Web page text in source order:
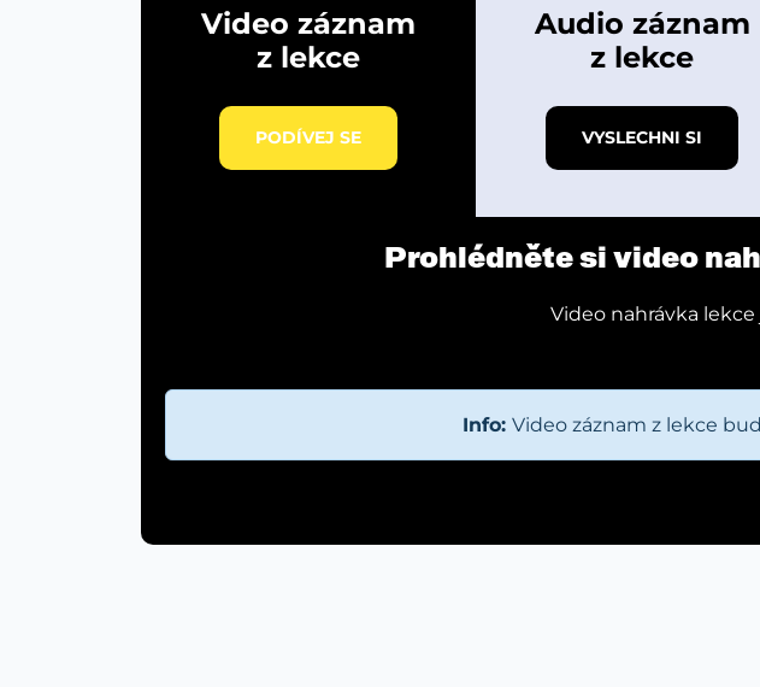
Video záznam
z lekce
PODÍVEJ SE
Audio záznam
z lekce
VYSLECHNI SI
Prohlédněte si video
Video nahrávka
Info: Video záznam z lekce